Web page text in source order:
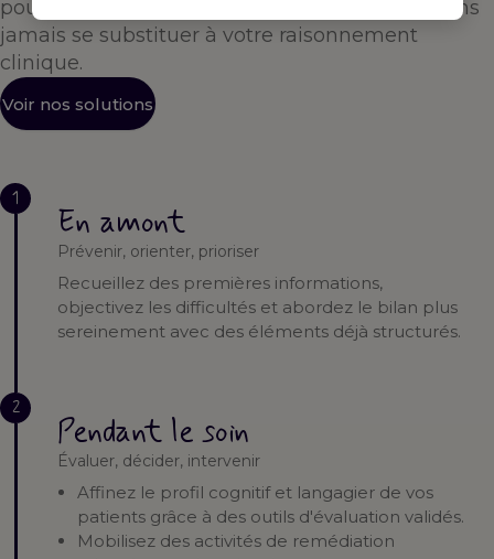
pour vous accompagner à chaque étape — sans
jamais se substituer à votre raisonnement
clinique.
Voir nos solutions
1
En amont
Prévenir, orienter, prioriser
Recueillez des premières informations,
objectivez les difficultés et abordez le bilan plus
sereinement avec des éléments déjà structurés.
2
Pendant le soin
Évaluer, décider, intervenir
Affinez le profil cognitif et langagier de vos
patients grâce à des outils d'évaluation validés.
Mobilisez des activités de remédiation